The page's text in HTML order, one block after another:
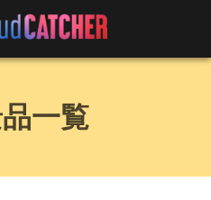
一覧